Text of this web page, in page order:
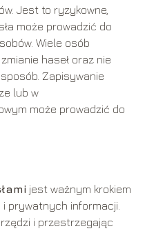
Jest to ryzykowne,
może prowadzić do
Wiele osób
haseł oraz nie
Zapisywanie
lub w
może prowadzić do
jest ważnym krokiem
prywatnych informacji.
i przestrzegając